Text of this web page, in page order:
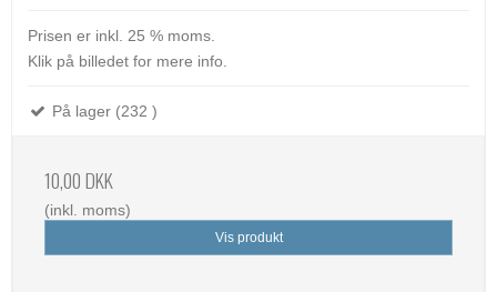
Prisen er inkl. 25 % moms.
Klik på billedet for mere info.
På lager (232 )
10,00 DKK
(inkl. moms)
Vis produkt